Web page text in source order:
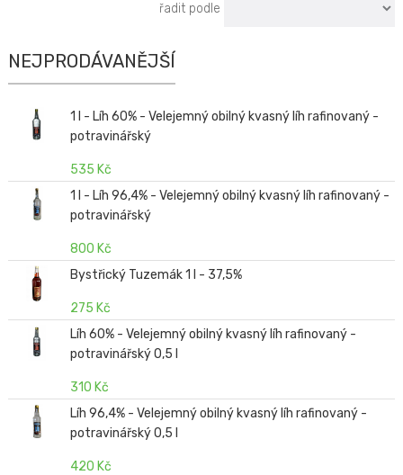
řadit podle
NEJPRODÁVANĚJŠÍ
1 l - Líh 60% - Velejemný obilný kvasný líh rafinovaný -
potravinářský
535 Kč
1 l - Líh 96,4% - Velejemný obilný kvasný líh rafinovaný -
potravinářský
800 Kč
Bystřický Tuzemák 1 l - 37,5%
275 Kč
Líh 60% - Velejemný obilný kvasný líh rafinovaný -
potravinářský 0,5 l
310 Kč
Líh 96,4% - Velejemný obilný kvasný líh rafinovaný -
potravinářský 0,5 l
420 Kč